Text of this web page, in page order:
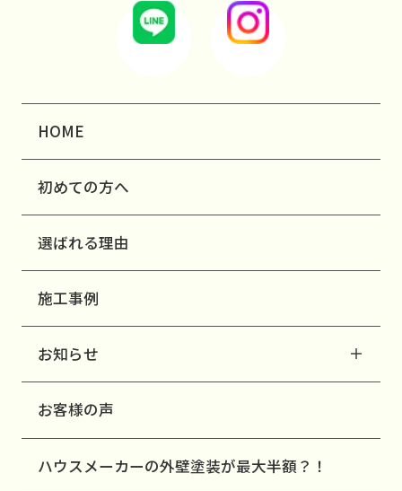
HOME
初めての方へ
選ばれる理由
施工事例
お知らせ
お客様の声
ハウスメーカーの外壁塗装が最大半額？！